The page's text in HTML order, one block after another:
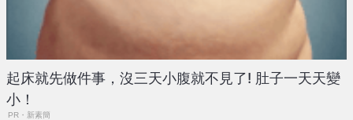
起床就先做件事，沒三天小腹就不見了! 肚子一天天變
小！
PR・新素簡